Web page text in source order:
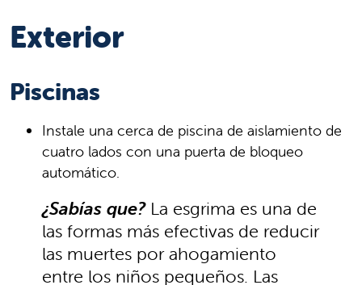
Exterior
Piscinas
Instale una cerca de piscina de aislamiento de
cuatro lados con una puerta de bloqueo
automático.
¿Sabías que?La esgrima es una de
las formas más efectivas de reducir
las muertes por ahogamiento
entre los niños pequeños. Las